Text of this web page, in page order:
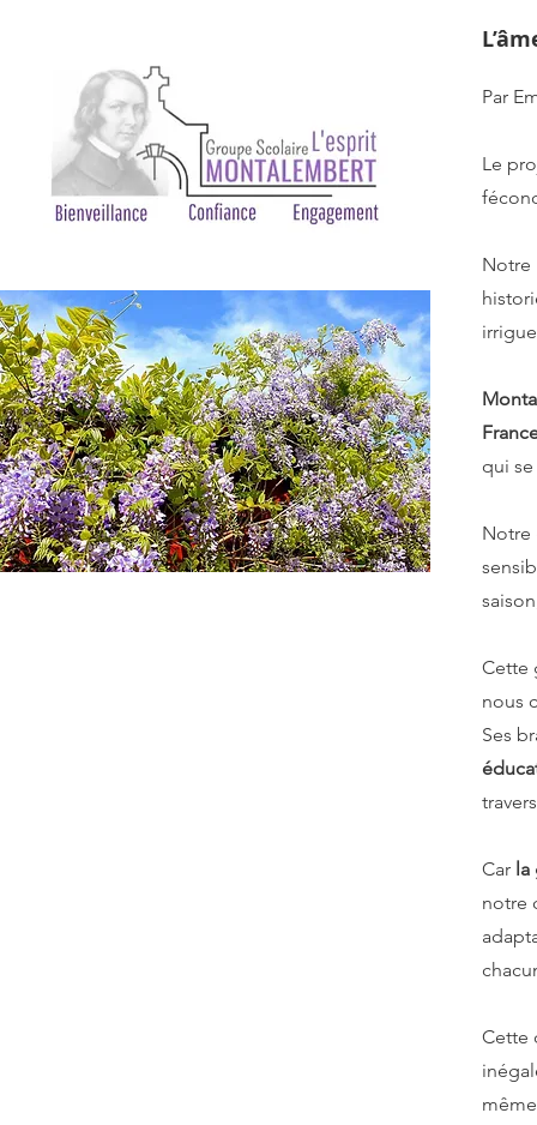
Par
Le
qui
Notre
Cette
nous
Ses
Car la
notre
Cette